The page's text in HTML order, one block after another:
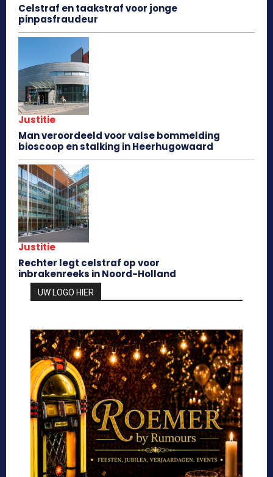
Celstraf en taakstraf voor jonge
pinpasfraudeur
Justitie
Man veroordeeld voor valse bommelding
bioscoop en stalking in Heerhugowaard
Justitie
Rechter legt celstraf op voor
inbrakenreeks in Noord-Holland
UW LOGO HIER